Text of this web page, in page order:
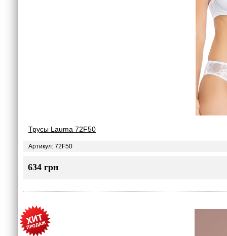
Трусы Lauma 72F50
Артикул: 72F50
634 грн